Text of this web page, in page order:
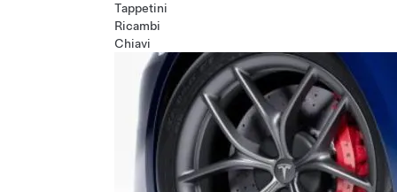
Tappetini
Ricambi
Chiavi